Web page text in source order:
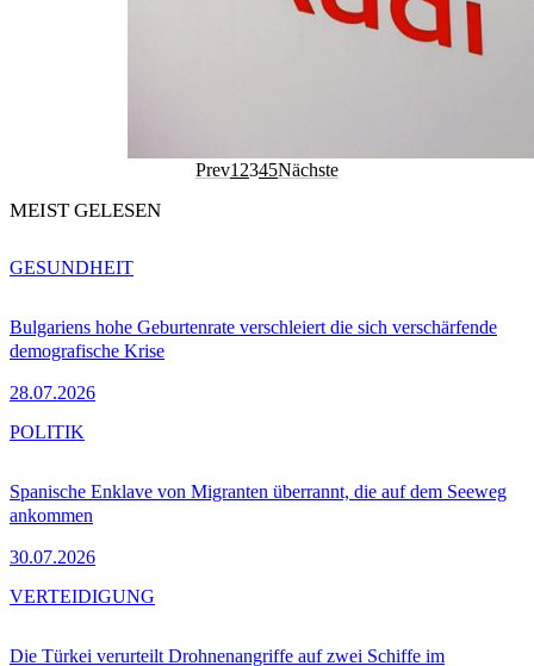
Prev1 2345Nächste
MEIST GELESEN
Bulgariens hohe Geburtenrate verschleiert die sich verschärfende
demografische Krise
28.07.2026
GESUNDHEIT
Spanische Enklave von Migranten überrannt, die auf dem Seeweg
ankommen
30.07.2026
POLITIK
Die Türkei verurteilt Drohnenangriffe auf zwei Schiffe im
VERTEIDIGUNG